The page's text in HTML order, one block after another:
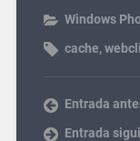
Windows
cache,
Entrada
Entrada